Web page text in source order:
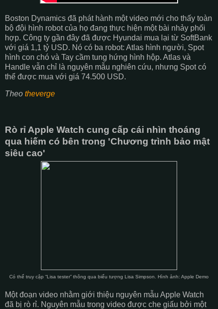
Boston Dynamics đã phát hành một video mới cho thấy toàn
bộ đội hình robot của họ đang thực hiện một bài nhảy phối
hợp. Công ty gần đây đã được Hyundai mua lại từ SoftBank
với giá 1,1 tỷ USD. Nó có ba robot: Atlas hình người, Spot
hình con chó và Tay cầm tung hứng hình hộp. Atlas và
Handle vẫn chỉ là nguyên mẫu nghiên cứu, nhưng Spot có
thể được mua với giá 74.500 USD.
Theo theverge
Rò rỉ Apple Watch cung cấp cái nhìn thoáng
qua hiếm có bên trong 'Chương trình bảo mật
siêu cao'
Có thể truy cập “Lisa tester” thông qua biểu tượng Lisa Simpson. Hình ảnh: Apple Demo
Một đoạn video nhằm giới thiệu nguyên mẫu Apple Watch
đã bị rò rỉ. Nguyên mẫu trong video được che giấu bởi một